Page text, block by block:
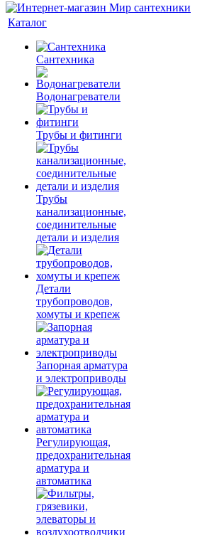
Каталог
Сантехника
Водонагреватели
Трубы и фитинги
Трубы
канализационные,
соединительные
детали и изделия
Детали
трубопроводов,
хомуты и крепеж
Запорная арматура
и электроприводы
Регулирующая,
предохранительная
арматура и
автоматика